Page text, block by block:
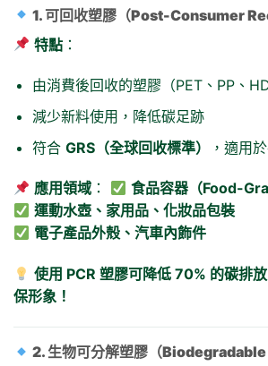
1. 可回收塑膠（Post-Consumer
特點 ：
由消費後回收的塑膠（PET、PP、
減少新料使用，降低碳足跡
符合 GRS（全球回收標準） ，適用
應用領域 ：
食品容器（Food-
運動水壺、家用品、化妝品包裝
電子產品外殼、汽車內飾件
使用 PCR 塑膠可降低 70% 的碳排
保形象！
2. 生物可分解塑膠（Biodegradable